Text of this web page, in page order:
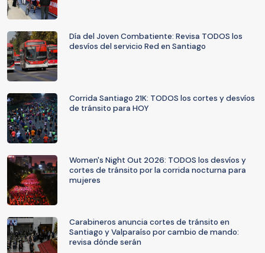
Día del Joven Combatiente: Revisa TODOS los
desvíos del servicio Red en Santiago
Corrida Santiago 21K: TODOS los cortes y desvíos
de tránsito para HOY
Women's Night Out 2026: TODOS los desvíos y
cortes de tránsito por la corrida nocturna para
mujeres
Carabineros anuncia cortes de tránsito en
Santiago y Valparaíso por cambio de mando:
revisa dónde serán